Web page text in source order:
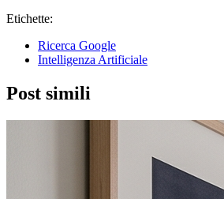
Etichette:
Ricerca Google
Intelligenza Artificiale
Post simili